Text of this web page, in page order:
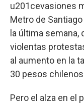
u201cevasiones
Metro de
la última
violentas
al aumento en la
30 pesos
Pero el alza en el